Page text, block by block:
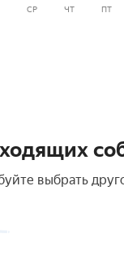
СР ЧТ ПТ
выбрать